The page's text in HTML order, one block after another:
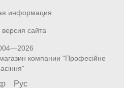
информация
сайта
компании "Професійне
Рус